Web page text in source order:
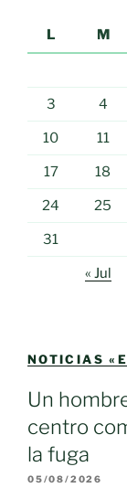
L
M
3 4
10 11
17 18
24 25
31
« Jul
NOTICIAS
Un
centro
la fuga
05/08/2026